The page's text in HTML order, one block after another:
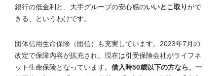
銀行の低金利と、大手グループの安心感のいいとこ取り がで
きる、というわけです。
団体信用生命保険（団信）も充実しています。2023年7月の
改定で保障内容が拡充され、現在は引受保険会社がライフネ
ット生命保険となっています。 借入時50歳以下の方なら、一